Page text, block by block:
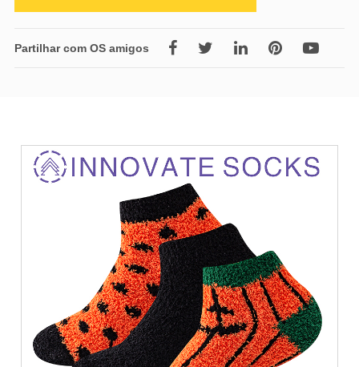
Partilhar com OS amigos